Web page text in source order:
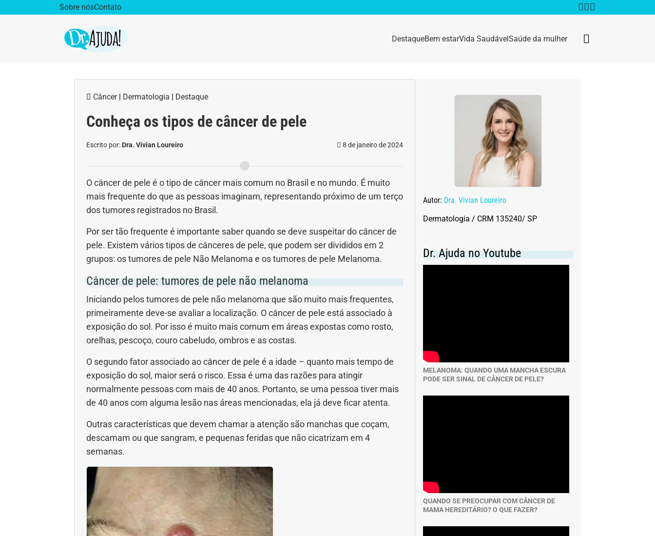
Sobre nósContato
DestaqueBem estarVida SaudávelSaúde da mulher
Vida Saudável Saúde da mulher Anestesia
Aparelho Digestivo Atividade física Câncer
Cirurgia Plástica Dengue Dermatologia
Doenças infecciosas
Doenças Respiratórias Drogas Emagrecimento Geral
Gravidez Imunidade Medicia Alternativa
Problemas de circulação
Problemas Hormonais Problemas Neurológicos Saúde da criança e adolescente
Saúde do homem Saúde do idoso Saúde do nariz
Saúde dos olhos Saúde dos ouvidos Saúde dos rins
Síndrome de Down Sono SUS
Câncer| Dermatologia | Destaque
Conheça os tipos de câncer de pele
Escrito por: Dra. Vivian Loureiro 8 de janeiro de 2024
O câncer de pele é o tipo de câncer mais comum no Brasil e no mundo. É muito
mais frequente do que as pessoas imaginam, representando próximo de um terço
dos tumores registrados no Brasil.
Por ser tão frequente é importante saber quando se deve suspeitar do câncer de
pele. Existem vários tipos de cânceres de pele, que podem ser divididos em 2
grupos: os tumores de pele Não Melanoma e os tumores de pele Melanoma.
Câncer de pele: tumores de pele não melanoma
Iniciando pelos tumores de pele não melanoma que são muito mais frequentes,
primeiramente deve-se avaliar a localização. O câncer de pele está associado à
exposição do sol. Por isso é muito mais comum em áreas expostas como rosto,
orelhas, pescoço, couro cabeludo, ombros e as costas.
O segundo fator associado ao câncer de pele é a idade – quanto mais tempo de
exposição do sol, maior será o risco. Essa é uma das razões para atingir
normalmente pessoas com mais de 40 anos. Portanto, se uma pessoa tiver mais
de 40 anos com alguma lesão nas áreas mencionadas, ela já deve ficar atenta.
Outras características que devem chamar a atenção são manchas que coçam,
descamam ou que sangram, e pequenas feridas que não cicatrizam em 4
semanas.
Autor: Dra. Vivian Loureiro
Dermatologia / CRM 135240/ SP
Dr. Ajuda no Youtube
MELANOMA: QUANDO UMA MANCHA ESCURA
PODE SER SINAL DE CÂNCER DE PELE?
QUANDO SE PREOCUPAR COM CÂNCER DE
MAMA HEREDITÁRIO? O QUE FAZER?